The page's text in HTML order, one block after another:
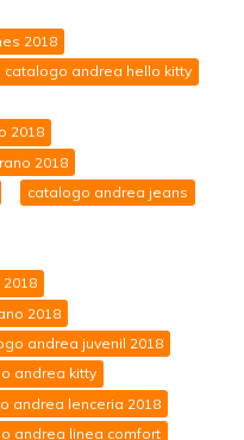
2018
catalogo andrea hello kitty
2018
2018
catalogo andrea jeans
2018
andrea juvenil 2018
andrea kitty
andrea lenceria 2018
andrea linea comfort